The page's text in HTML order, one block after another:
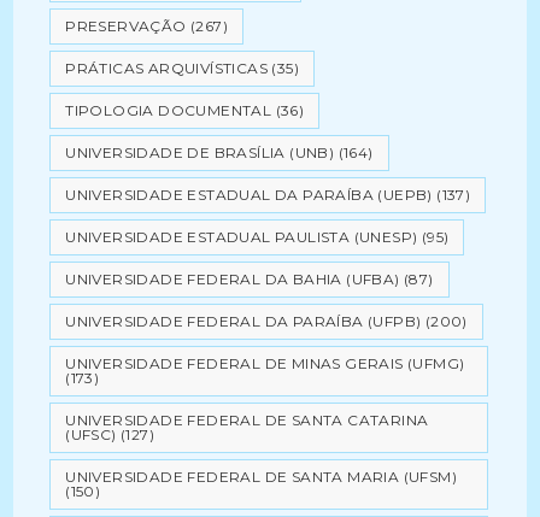
PRESERVAÇÃO (267)
PRÁTICAS ARQUIVÍSTICAS (35)
TIPOLOGIA DOCUMENTAL (36)
UNIVERSIDADE DE BRASÍLIA (UNB) (164)
UNIVERSIDADE ESTADUAL DA PARAÍBA (UEPB) (137)
UNIVERSIDADE ESTADUAL PAULISTA (UNESP) (95)
UNIVERSIDADE FEDERAL DA BAHIA (UFBA) (87)
UNIVERSIDADE FEDERAL DA PARAÍBA (UFPB) (200)
UNIVERSIDADE FEDERAL DE MINAS GERAIS (UFMG)
(173)
UNIVERSIDADE FEDERAL DE SANTA CATARINA
(UFSC) (127)
UNIVERSIDADE FEDERAL DE SANTA MARIA (UFSM)
(150)